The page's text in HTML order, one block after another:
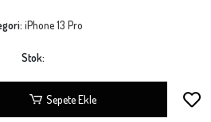
iPhone 13 Pro
Stok:
Sepete Ekle